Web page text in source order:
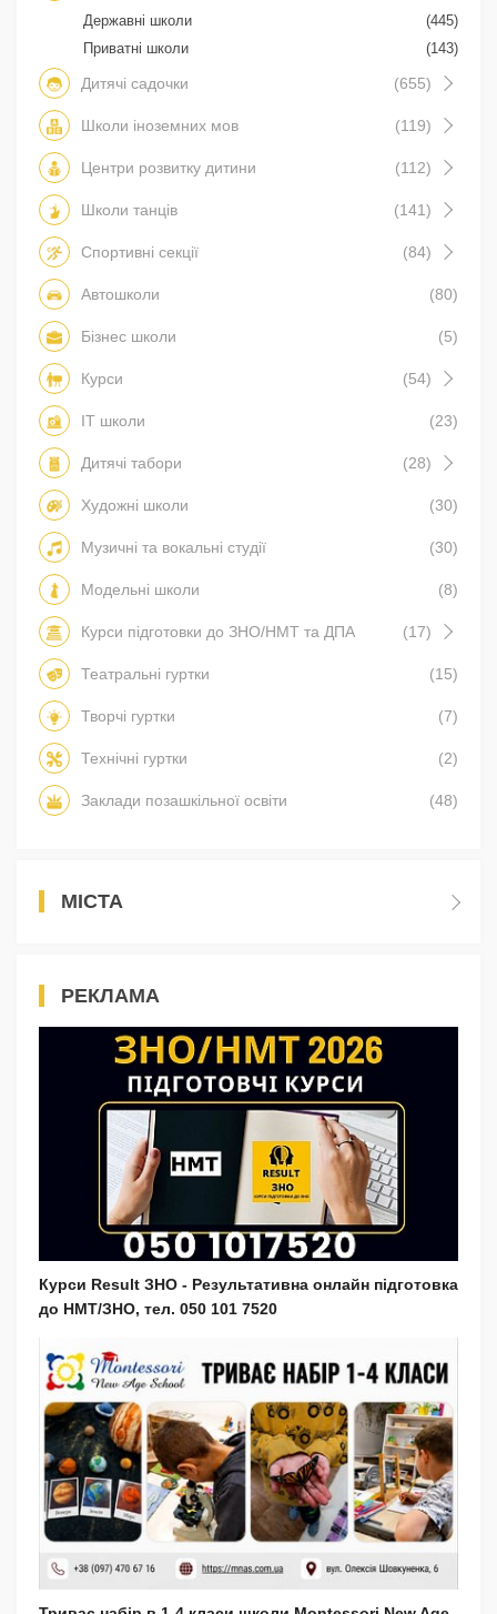
Державні школи
(445)
Приватні школи
(143)
Дитячі садочки (655)
Школи іноземних мов (119)
Центри розвитку дитини (112)
Школи танців (141)
Спортивні секції (84)
Автошколи (80)
Бізнес школи (5)
Курси (54)
IT школи (23)
Дитячі табори (28)
Художні школи (30)
Музичні та вокальні студії (30)
Модельні школи (8)
Курси підготовки до ЗНО/НМТ та ДПА (17)
Театральні гуртки (15)
Творчі гуртки (7)
Технічні гуртки (2)
Заклади позашкільної освіти (48)
МІСТА
РЕКЛАМА
Курси Result ЗНО - Результативна онлайн підготовка
до НМТ/ЗНО, тел. 050 101 7520